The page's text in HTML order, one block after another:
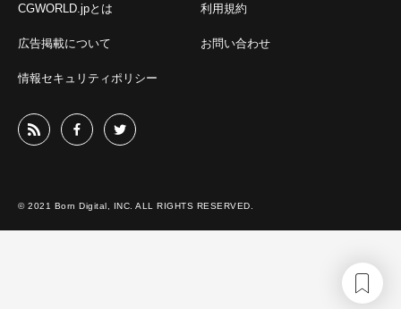
CGWORLD.jpとは 利用規約
広告掲載について お問い合わせ
情報セキュリティポリシー
© 2021 Born Digital, INC. ALL RIGHTS RESERVED.